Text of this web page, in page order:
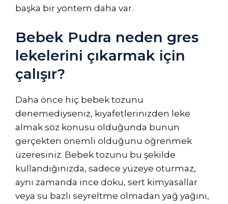
başka bir yöntem daha var.
Bebek Pudra neden gres
lekelerini çıkarmak için
çalışır?
Daha önce hiç bebek tozunu
denemediyseniz, kıyafetlerinizden leke
almak söz konusu olduğunda bunun
gerçekten önemli olduğunu öğrenmek
üzeresiniz. Bebek tozunu bu şekilde
kullandığınızda, sadece yüzeye oturmaz,
aynı zamanda ince doku, sert kimyasallar
veya su bazlı seyreltme olmadan yağ yağını,